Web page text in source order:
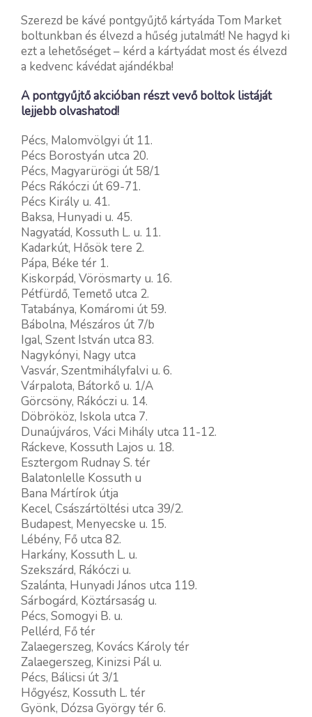
Szerezd be kávé pontgyűjtő kártyáda Tom Market
boltunkban és élvezd a hűség jutalmát! Ne hagyd ki
ezt a lehetőséget – kérd a kártyádat most és élvezd
a kedvenc kávédat ajándékba!
A pontgyűjtő akcióban részt vevő boltok listáját
lejjebb olvashatod!
Pécs, Malomvölgyi út 11.
Pécs Borostyán utca 20.
Pécs, Magyarürögi út 58/1
Pécs Rákóczi út 69-71.
Pécs Király u. 41.
Baksa, Hunyadi u. 45.
Nagyatád, Kossuth L. u. 11.
Kadarkút, Hősök tere 2.
Pápa, Béke tér 1.
Kiskorpád, Vörösmarty u. 16.
Pétfürdő, Temető utca 2.
Tatabánya, Komáromi út 59.
Bábolna, Mészáros út 7/b
Igal, Szent István utca 83.
Nagykónyi, Nagy utca
Vasvár, Szentmihályfalvi u. 6.
Várpalota, Bátorkő u. 1/A
Görcsöny, Rákóczi u. 14.
Döbrököz, Iskola utca 7.
Dunaújváros, Váci Mihály utca 11-12.
Ráckeve, Kossuth Lajos u. 18.
Esztergom Rudnay S. tér
Balatonlelle Kossuth u
Bana Mártírok útja
Kecel, Császártöltési utca 39/2.
Budapest, Menyecske u. 15.
Lébény, Fő utca 82.
Harkány, Kossuth L. u.
Szekszárd, Rákóczi u.
Szalánta, Hunyadi János utca 119.
Sárbogárd, Köztársaság u.
Pécs, Somogyi B. u.
Pellérd, Fő tér
Zalaegerszeg, Kovács Károly tér
Zalaegerszeg, Kinizsi Pál u.
Pécs, Bálicsi út 3/1
Hőgyész, Kossuth L. tér
Gyönk, Dózsa György tér 6.